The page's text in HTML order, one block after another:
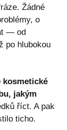
Žádné
o
— od
po hlubokou
kosmetické
jakým
říct. A pak
ticho.